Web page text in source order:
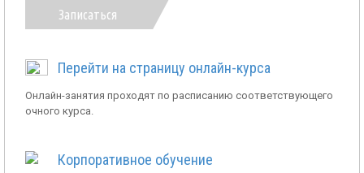
Записаться
Перейти на страницу онлайн-курса
Онлайн-занятия проходят по расписанию соответствующего
очного курса.
Корпоративное обучение